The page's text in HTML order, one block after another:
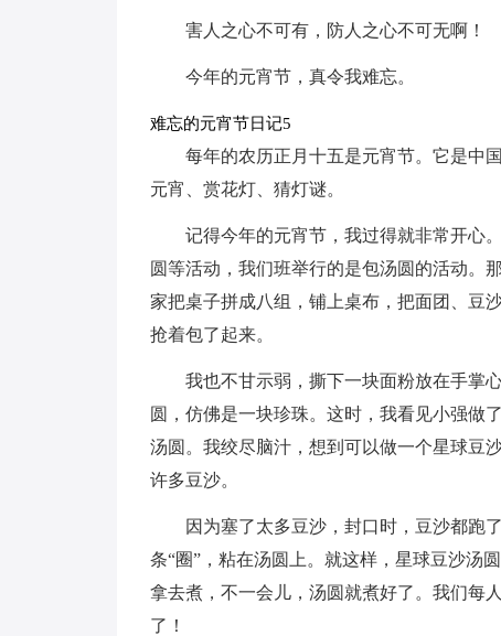
害人之心不可有，防人之心不可无啊！
今年的元宵节，真令我难忘。
难忘的元宵节日记5
每年的农历正月十五是元宵节。它是中
元宵、赏花灯、猜灯谜。
记得今年的元宵节，我过得就非常开心
圆等活动，我们班举行的是包汤圆的活动。
家把桌子拼成八组，铺上桌布，把面团、豆
抢着包了起来。
我也不甘示弱，撕下一块面粉放在手掌
圆，仿佛是一块珍珠。这时，我看见小强做
汤圆。我绞尽脑汁，想到可以做一个星球豆
许多豆沙。
因为塞了太多豆沙，封口时，豆沙都跑
条“圈”，粘在汤圆上。就这样，星球豆沙汤
拿去煮，不一会儿，汤圆就煮好了。我们每
了！